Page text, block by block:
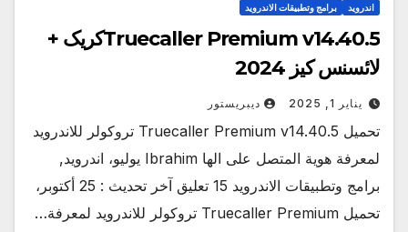
اندرويد برامج وتطبيقات الاندرويد
Truecaller Premium v14.40.5کریک +
لائسنس کیز 2024
يناير 1, 2025 ديبريستور
تحميل Truecaller Premium v14.40.5 تروكولر للاندرويد
لمعرفة هوية المتصل على الها Ibrahim يوليو، اندرويد,
برامج وتطبيقات الاندرويد 15 تعليق آخر تحديث : 25 أكتوبر،
تحميل Truecaller Premium تروكولر للاندرويد لمعرفة…